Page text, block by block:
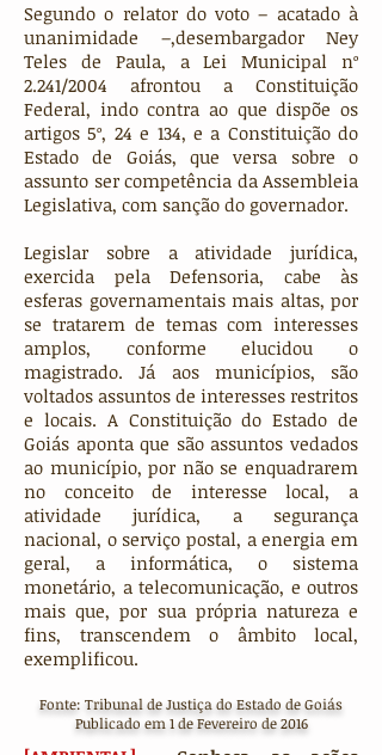
Segundo o relator do voto – acatado à
unanimidade –,desembargador Ney
Teles de Paula, a Lei Municipal nº
2.241/2004 afrontou a Constituição
Federal, indo contra ao que dispõe os
artigos 5º, 24 e 134, e a Constituição do
Estado de Goiás, que versa sobre o
assunto ser competência da Assembleia
Legislativa, com sanção do governador.
Legislar sobre a atividade jurídica,
exercida pela Defensoria, cabe às
esferas governamentais mais altas, por
se tratarem de temas com interesses
amplos, conforme elucidou o
magistrado. Já aos municípios, são
voltados assuntos de interesses restritos
e locais. A Constituição do Estado de
Goiás aponta que são assuntos vedados
ao município, por não se enquadrarem
no conceito de interesse local, a
atividade jurídica, a segurança
nacional, o serviço postal, a energia em
geral, a informática, o sistema
monetário, a telecomunicação, e outros
mais que, por sua própria natureza e
fins, transcendem o âmbito local,
exemplificou.
Fonte: Tribunal de Justiça do Estado de Goiás
Publicado em 1 de Fevereiro de 2016